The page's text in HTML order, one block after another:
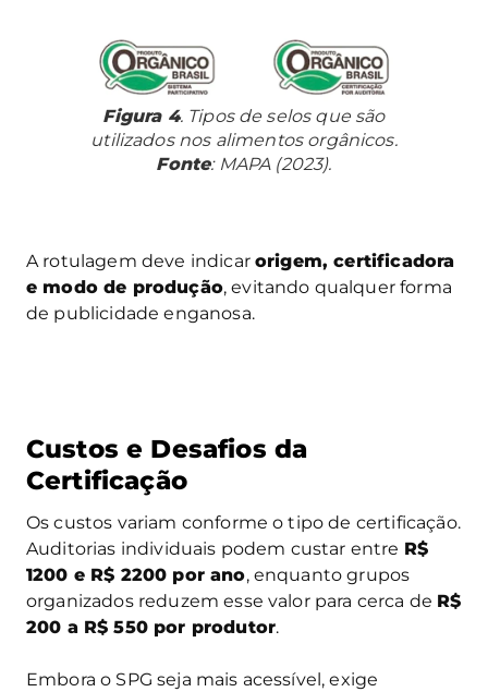
Figura 4. Tipos de selos que são
utilizados nos alimentos orgânicos.
Fonte: MAPA (2023).
A rotulagem deve indicar origem, certificadora
e modo de produção, evitando qualquer forma
de publicidade enganosa.
Custos e Desafios da
Certificação
Os custos variam conforme o tipo de certificação.
Auditorias individuais podem custar entre R$
1200 e R$ 2200 por ano, enquanto grupos
organizados reduzem esse valor para cerca de R$
200 a R$ 550 por produtor.
Embora o SPG seja mais acessível, exige